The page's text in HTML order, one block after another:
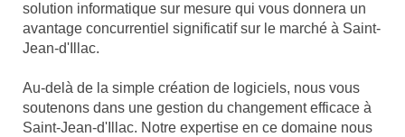
solution informatique sur mesure qui vous donnera un
avantage concurrentiel significatif sur le marché à Saint-
Jean-d'Illac.
Au-delà de la simple création de logiciels, nous vous
soutenons dans une gestion du changement efficace à
Saint-Jean-d'Illac. Notre expertise en ce domaine nous